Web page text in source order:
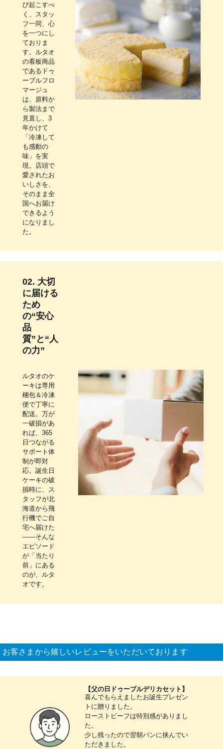
び起こすべ
く、スタッ
フ一同、心
を一つにし
ておりま
す。ルタオ
の看板商品
であるドゥ
ーブルフロ
マージュ
は、原料か
ら製法まで
見直し、3
年かけて
「冷凍して
も感動の
味」を実
現。店頭で
愛されたお
いしさを、
そのまま全
国へお届け
できるよう
になりまし
た。
02. 大切
に届ける
ため
の“安心
品
質”と“人
の力”
ルタオのケ
ーキは専用
梱包＆冷凍
便で丁寧に
配送。万が
一破損があ
れば、365
日つながる
サポート体
制が即対
応。誕生日
ケーキの破
損時に、ス
タッフが北
海道から飛
行機でご自
宅へ届けた
――そんな
エピソード
が「当たり
前」にある
のが、ルタ
オです。
お客さまから嬉しいレビューをいただいております
【父の日ドゥーブルデリカセット】
喜んでもらえましたお誕生プレゼン
トに贈りました。
ローストビーフは特別感がありまし
た。
少し残ったので翌朝パンに挟んでい
ただきました。